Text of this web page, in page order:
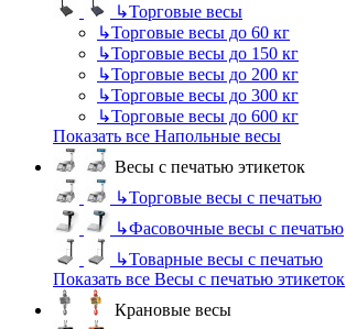
↳Торговые весы
↳Торговые весы до 60 кг
↳Торговые весы до 150 кг
↳Торговые весы до 200 кг
↳Торговые весы до 300 кг
↳Торговые весы до 600 кг
Показать все Напольные весы
Весы с печатью этикеток
↳Торговые весы с печатью
↳Фасовочные весы с печатью
↳Товарные весы с печатью
Показать все Весы с печатью этикеток
Крановые весы